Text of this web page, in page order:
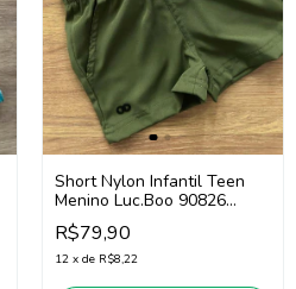
Short Nylon Infantil Teen
Menino Luc.Boo 90826
(Verde)
R$79,90
12 x de R$8,22